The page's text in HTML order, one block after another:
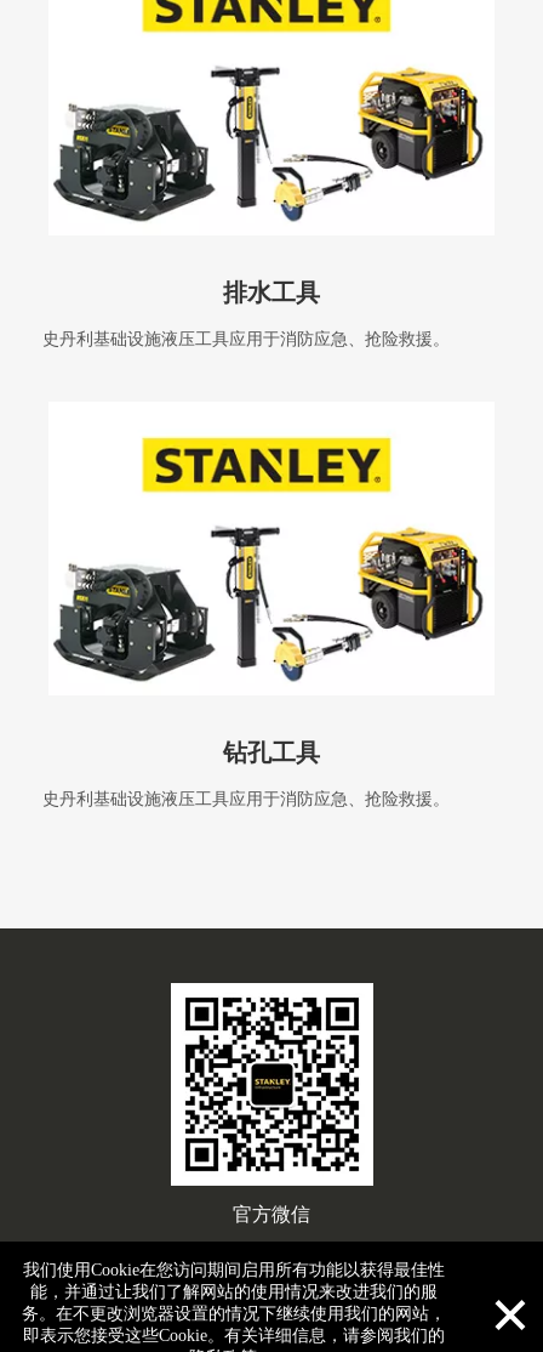
排水工具
史丹利基础设施液压工具应用于消防应急、抢险救援。
钻孔工具
史丹利基础设施液压工具应用于消防应急、抢险救援。
官方微信
 2024 版权所有 安百拓(上海)工具有限公司 |Cookies / 隐私 /
我们使用Cookie在您访问期间启用所有功能以获得最佳性
能，并通过让我们了解网站的使用情况来改进我们的服
务。在不更改浏览器设置的情况下继续使用我们的网站，
即表示您接受这些Cookie。有关详细信息，请参阅我们的
×